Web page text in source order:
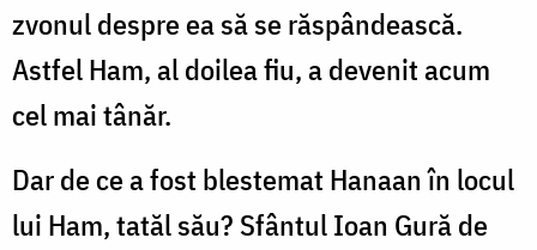
zvonul despre ea să se răspândească.
Astfel Ham, al doilea fiu, a devenit acum
cel mai tânăr.
Dar de ce a fost blestemat Hanaan în locul
lui Ham, tatăl său? Sfântul Ioan Gură de